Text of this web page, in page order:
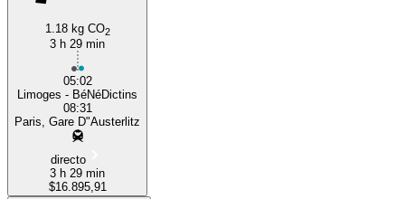
1.18 kg CO2
3 h 29 min
05:02
Limoges - BéNéDictins
08:31
Paris, Gare D"Austerlitz
directo
3 h 29 min
$16.895,91